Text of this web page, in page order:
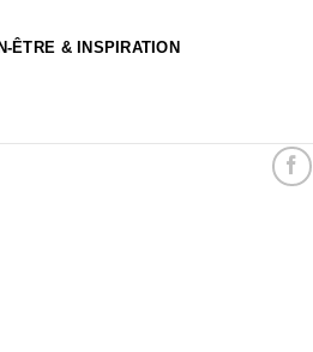
ÊTRE & INSPIRATION